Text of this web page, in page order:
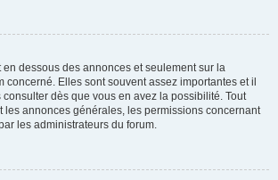
en dessous des annonces et seulement sur la
concerné. Elles sont souvent assez importantes et il
dès que vous en avez la possibilité. Tout
les annonces générales, les permissions concernant
les administrateurs du forum.